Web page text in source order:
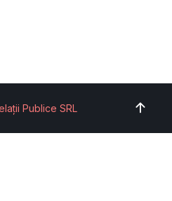
Publice SRL